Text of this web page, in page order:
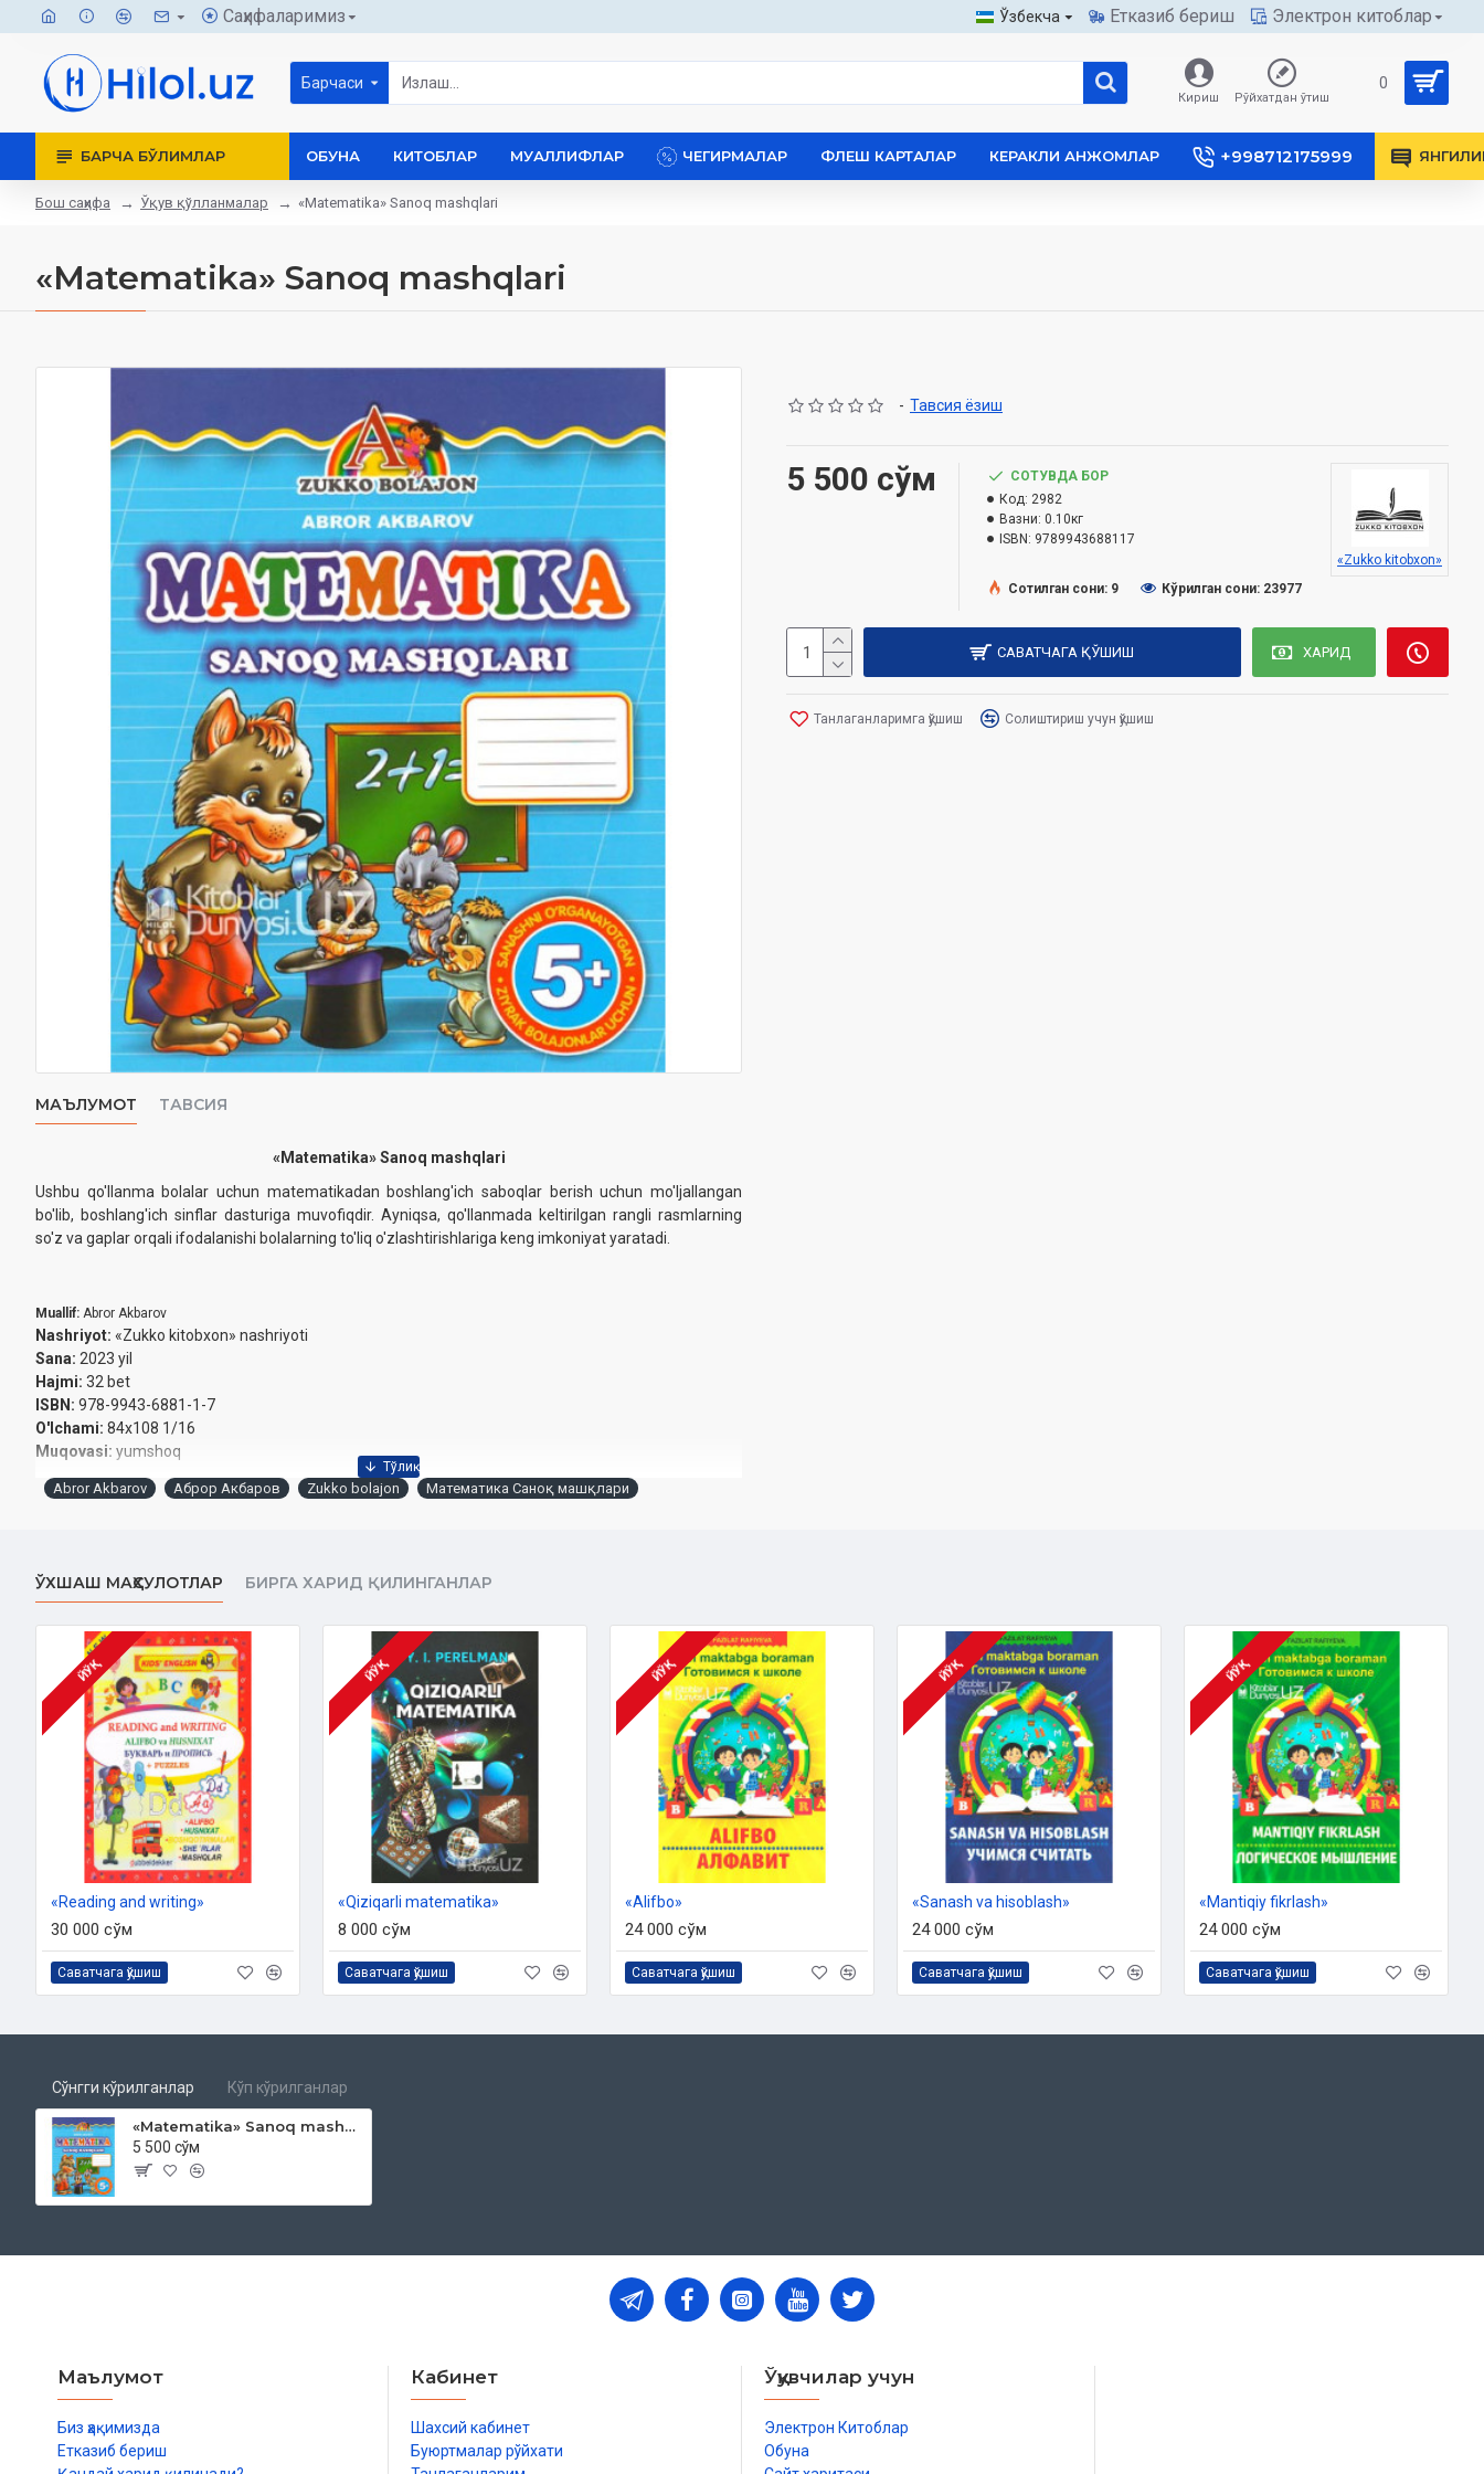
Саҳифаларимиз Ўзбекча Етказиб бериш Электрон китоблар
Барчаси
Кириш Рўйхатдан ўтиш
0
БАРЧА БЎЛИМЛАР ОБУНА КИТОБЛАР МУАЛЛИФЛАР ЧЕГИРМАЛАР ФЛЕШ КАРТАЛАР КЕРАКЛИ АНЖОМЛАР +998712175999
Бош саҳифа Ўқув қўлланмалар «Matematika» Sanoq mashqlari
«Matematika» Sanoq mashqlari
МАЪЛУМОТ ТАВСИЯ
«Matematika» Sanoq mashqlari
Ushbu qo'llanma bolalar uchun matematikadan boshlang'ich saboqlar berish uchun mo'ljallangan
bo'lib, boshlang'ich sinflar dasturiga muvofiqdir. Ayniqsa, qo'llanmada keltirilgan rangli rasmlarning
so'z va gaplar orqali ifodalanishi bolalarning to'liq o'zlashtirishlariga keng imkoniyat yaratadi.
Muallif: Abror Akbarov
Nashriyot: «Zukko kitobxon» nashriyoti
Sanа: 2023 yil
Hajmi: 32 bet
ISBN: 978-9943-6881-1-7
O'lchami: 84x108 1/16
Muqovasi: yumshoq
- Тавсия ёзиш
5 500 сўм
СОТУВДА БОР
Код: 2982
Вазни: 0.10кг
ISBN: 9789943688117
«Zukko kitobxon»
Сотилган сони: 9
Кўрилган сони: 23977
САВАТЧАГА ҚЎШИШ ХАРИД
Танлаганларимга қўшиш Солиштириш учун қўшиш
Abror Akbarov Аброр Акбаров Zukko bolajon Математика Саноқ машқлари
ЎХШАШ МАҲСУЛОТЛАР БИРГА ХАРИД ҚИЛИНГАНЛАР
ЙЎҚ
«Reading and writing»
30 000 сўм
Саватчага қўшиш
ЙЎҚ
«Qiziqarli matematika»
8 000 сўм
Саватчага қўшиш
ЙЎҚ
«Alifbo»
24 000 сўм
Саватчага қўшиш
ЙЎҚ
«Sanash va hisoblash»
24 000 сўм
Саватчага қўшиш
ЙЎҚ
«Mantiqiy fikrlash»
24 000 сўм
Саватчага қўшиш
Сўнгги кўрилганлар Кўп кўрилганлар
«Matematika» Sanoq mashqlari
5 500 сўм
Маълумот
Биз ҳақимизда
Етказиб бериш
Кабинет
Шахсий кабинет
Буюртмалар рўйхати
Ўқувчилар учун
Электрон Китоблар
Обуна